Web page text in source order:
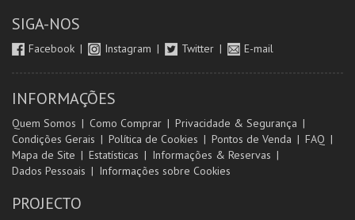
SIGA-NOS
Facebook Instagram Twitter E-mail
INFORMAÇÕES
Quem Somos Como Comprar
Privacidade & Segurança
Condições Gerais
Política de Cookies Pontos de Venda
FAQ
Mapa de Site
Estatísticas
Informações & Reservas
Dados Pessoais
Informações sobre Cookies
PROJECTO